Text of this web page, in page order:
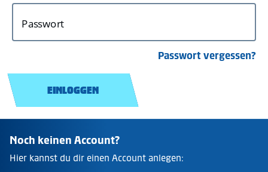
Passwort
Passwort vergessen?
EINLOGGEN
Noch keinen Account?
Hier kannst du dir einen Account anlegen: